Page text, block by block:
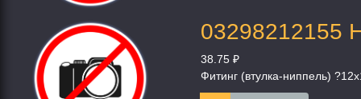
03298212155
38.75 ₽
Фитинг (втулка-ниппель)